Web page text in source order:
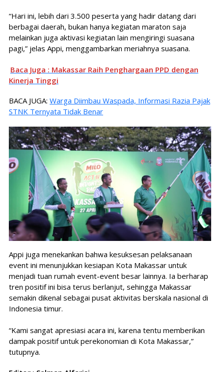
“Hari ini, lebih dari 3.500 peserta yang hadir datang dari
berbagai daerah, bukan hanya kegiatan maraton saja
melainkan juga aktivasi kegiatan lain mengiringi suasana
pagi,” jelas Appi, menggambarkan meriahnya suasana.
Baca Juga : Makassar Raih Penghargaan PPD dengan
Kinerja Tinggi
BACA JUGA: Warga Diimbau Waspada, Informasi Razia Pajak
STNK Ternyata Tidak Benar
Appi juga menekankan bahwa kesuksesan pelaksanaan
event ini menunjukkan kesiapan Kota Makassar untuk
menjadi tuan rumah event-event besar lainnya. Ia berharap
tren positif ini bisa terus berlanjut, sehingga Makassar
semakin dikenal sebagai pusat aktivitas berskala nasional di
Indonesia timur.
“Kami sangat apresiasi acara ini, karena tentu memberikan
dampak positif untuk perekonomian di Kota Makassar,”
tutupnya.